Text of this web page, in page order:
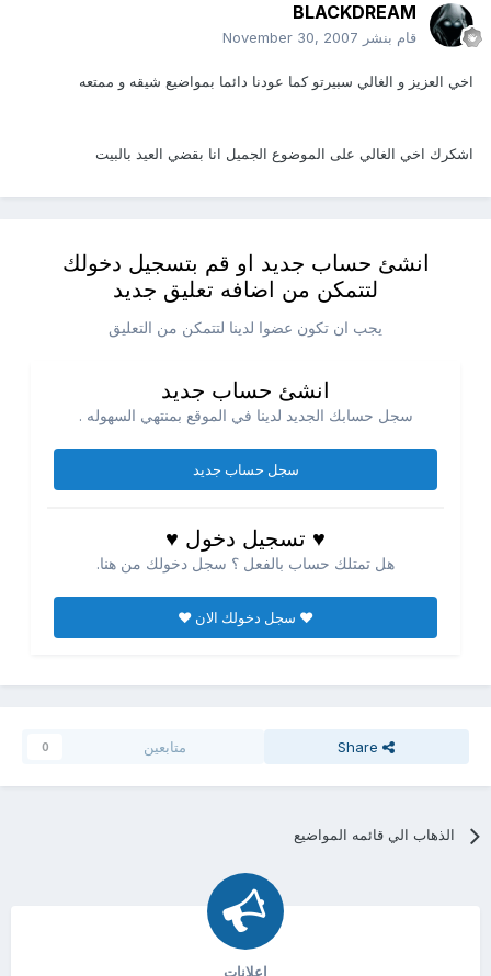
BLACKDREAM
قام بنشر November 30, 2007
اخي العزيز و الغالي سبيرتو كما عودنا دائما بمواضيع شيقه و ممتعه
اشكرك اخي الغالي على الموضوع الجميل انا بقضي العيد بالبيت
انشئ حساب جديد او قم بتسجيل دخولك
لتتمكن من اضافه تعليق جديد
يجب ان تكون عضوا لدينا لتتمكن من التعليق
انشئ حساب جديد
سجل حسابك الجديد لدينا في الموقع بمنتهي السهوله .
سجل حساب جديد
♥ تسجيل دخول ♥
هل تمتلك حساب بالفعل ؟ سجل دخولك من هنا.
♥ سجل دخولك الان ♥
Share متابعين 0
الذهاب الي قائمه المواضيع
اعلانات